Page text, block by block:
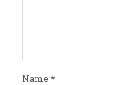
Name *